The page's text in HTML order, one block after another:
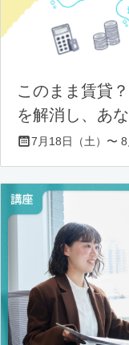
このまま賃貸
を解消し、あ
7月18日（土）〜